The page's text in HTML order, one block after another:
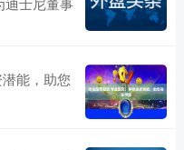
能，助您